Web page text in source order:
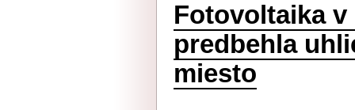
Fotovoltaika
predbehla
miesto